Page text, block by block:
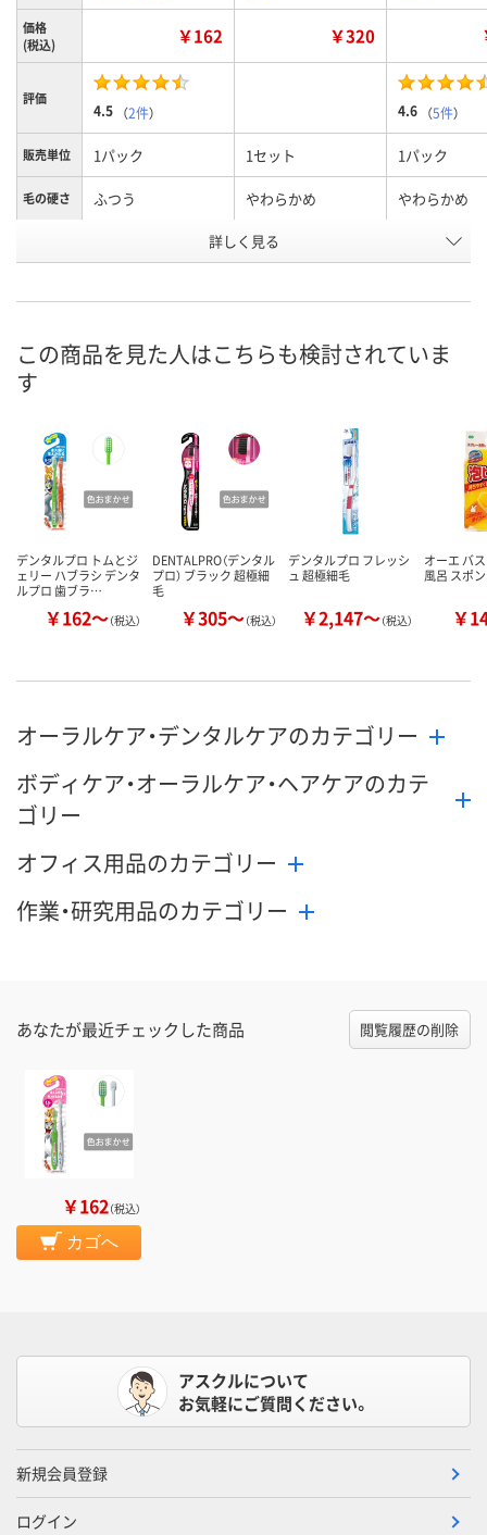
価格
(税込)
￥162 ￥320
評価
4.5 （2件） 4.6 （5件）
販売単位 1パック 1セット 1パック
毛の硬さ ふつう やわらかめ やわらかめ
ベビーエイジ
号
お届け日
数量
カゴへ
数量
カゴへ カ
詳しく見る
この商品を見た人はこちらも検討されていま
す
デンタルプロ トムとジ
ェリー ハブラシ デンタ
ルプロ 歯ブラ…
￥162～（税込）
DENTALPRO（デンタル
プロ） ブラック 超極細
毛
￥305～（税込）
デンタルプロ フレッシ
ュ 超極細毛
￥2,147～（税込）
オーエ バ
風呂 スポ
￥
オーラルケア・デンタルケアのカテゴリー
ボディケア・オーラルケア・ヘアケアのカテ
ゴリー
オフィス用品のカテゴリー
作業・研究用品のカテゴリー
あなたが最近チェックした商品 閲覧履歴の削除
￥162（税込）
カゴへ
アスクルについて
お気軽にご質問ください。
新規会員登録
ログイン